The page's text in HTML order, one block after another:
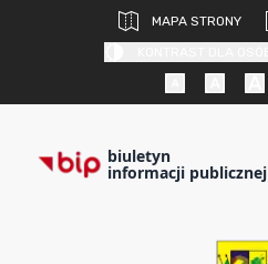
MAPA STRONY
biuletyn
informacji publicznej